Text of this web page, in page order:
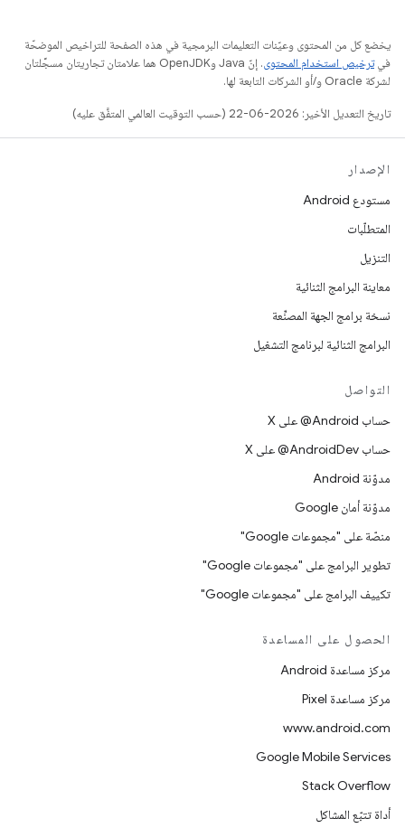
يخضع كل من المحتوى وعيّنات التعليمات البرمجية في هذه الصفحة للتراخيص الموضحّة
فيترخيص استخدام المحتوى
. إنّ Java وOpenJDK هما علامتان تجاريتان مسجَّلتان
لشركة Oracle و/أو الشركات التابعة لها.
تاريخ التعديل الأخير: 2026-06-22 (حسب التوقيت العالمي المتفَّق عليه)
الإصدار
مستودع Android
المتطلّبات
التنزيل
معاينة البرامج الثنائية
نسخة برامج الجهة المصنِّعة
البرامج الثنائية لبرنامج التشغيل
التواصل
حساب ‎@Android على X
حساب ‎@AndroidDev على X
مدوّنة Android
مدوّنة أمان Google
منصّة على "مجموعات Google"
تطوير البرامج على "مجموعات Google"
تكييف البرامج على "مجموعات Google"
الحصول على المساعدة
مركز مساعدة Android
مركز مساعدة Pixel
www.android.com
Google Mobile Services
Stack Overflow
أداة تتبّع المشاكل